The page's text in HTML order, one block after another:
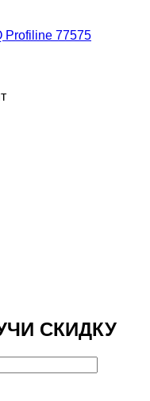
Profiline 77575
СКИДКУ